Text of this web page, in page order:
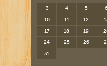
3 4 5 6
10 11 12
17 18 19
24 25 26
31